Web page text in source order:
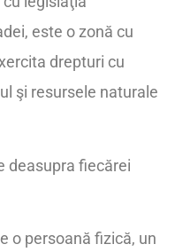
este o zonă cu
drepturi cu
şi resursele naturale
deasupra fiecărei
o persoană fizică, un